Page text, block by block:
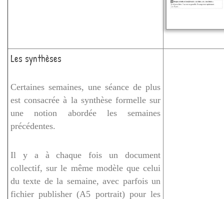
Les synthèses
Certaines semaines, une séance de plus
est consacrée à la synthèse formelle sur
une notion abordée les semaines
précédentes.
Il y a à chaque fois un document
collectif, sur le même modèle que celui
du texte de la semaine, avec parfois un
fichier publisher (A5 portrait) pour les